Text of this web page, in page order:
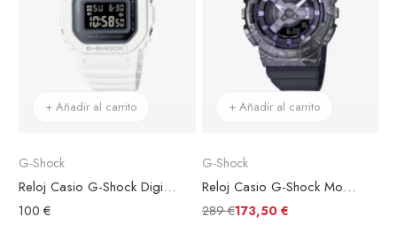
+ Añadir al carrito
G-Shock
Reloj Casio G-Shock Digital Mujer GMD-S5600-7ER Esfera Negra
100 €
+ Añadir al carrito
G-Shock
Reloj Casio G-Shock Modelos Modelos Del 40 Aniversario GM-S114GEM-1A2ER Esfera Negra
289 €173,50 €